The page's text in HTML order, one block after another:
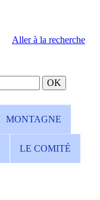
Aller à la recherche
MONTAGNE
LE COMITÉ